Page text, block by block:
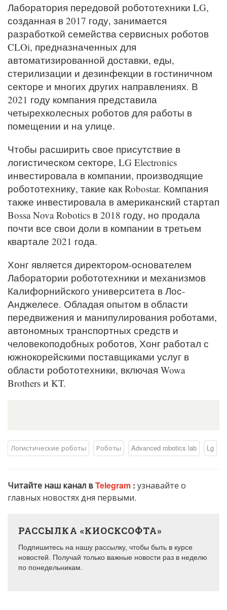
Лаборатория передовой робототехники LG,
созданная в 2017 году, занимается
разработкой семейства сервисных роботов
CLOi, предназначенных для
автоматизированной доставки, еды,
стерилизации и дезинфекции в гостиничном
секторе и многих других направлениях. В
2021 году компания представила
четырехколесных роботов для работы в
помещении и на улице.
Чтобы расширить свое присутствие в
логистическом секторе, LG Electronics
инвестировала в компании, производящие
робототехнику, такие как Robostar. Компания
также инвестировала в американский стартап
Bossa Nova Robotics в 2018 году, но продала
почти все свои доли в компании в третьем
квартале 2021 года.
Хонг является директором-основателем
Лаборатории робототехники и механизмов
Калифорнийского университета в Лос-
Анджелесе. Обладая опытом в области
передвижения и манипулирования роботами,
автономных транспортных средств и
человекоподобных роботов, Хонг работал с
южнокорейскими поставщиками услуг в
области робототехники, включая Wowa
Brothers и KT.
Логистические роботы Роботы Advanced robotics lab Lg
Читайте наш канал вTelegram : узнавайте о
главных новостях дня первыми.
РАССЫЛКА «КИОСКСОФТА»
Подпишитесь на нашу рассылку, чтобы быть в курсе
новостей. Получай только важные новости раз в неделю
по понедельникам.